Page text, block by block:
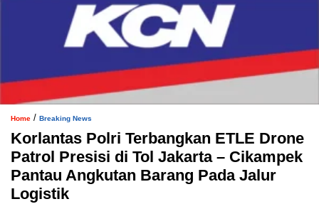
Home / Breaking News
Korlantas Polri Terbangkan ETLE Drone
Patrol Presisi di Tol Jakarta – Cikampek
Pantau Angkutan Barang Pada Jalur
Logistik